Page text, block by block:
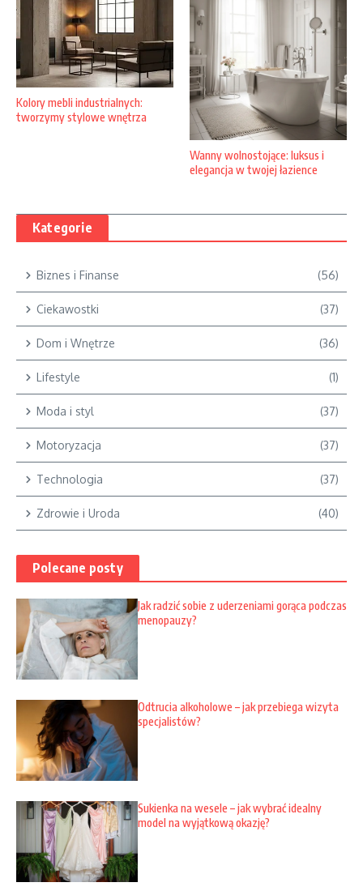
Kolory mebli industrialnych:
tworzymy stylowe wnętrza
Wanny wolnostojące: luksus i
elegancja w twojej łazience
Kategorie
Biznes i Finanse (56)
Ciekawostki (37)
Dom i Wnętrze (36)
Lifestyle (1)
Moda i styl (37)
Motoryzacja (37)
Technologia (37)
Zdrowie i Uroda (40)
Polecane posty
Jak radzić sobie z uderzeniami gorąca podczas
menopauzy?
Odtrucia alkoholowe – jak przebiega wizyta
specjalistów?
Sukienka na wesele – jak wybrać idealny
model na wyjątkową okazję?